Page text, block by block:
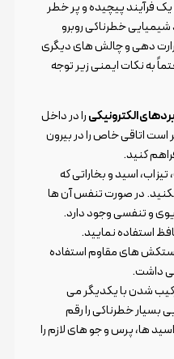
یک فرآیند پیچیده و پر خطر
خطرناکی روبرو
دهی و چالش های دیگری
به نکات ایمنی زیر توجه
الکترونیکیرا در داخل
است اتاقی خاص را در بیرون
کنید.
اسید و بخاراتی که
در صورت تنفس آن ها
و تنفسی وجود دارد.
استفاده نمایید.
دستکش های مقاوم استفاده
داشت.
شدن با یکدیگر می
بسیار خطرناکی را رقم
اسید ها، پرس و جو های لازم را